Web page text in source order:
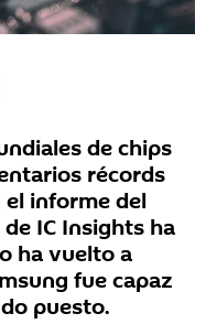
de chips
récords
el informe del
IC Insights ha
ha vuelto a
fue capaz
puesto.